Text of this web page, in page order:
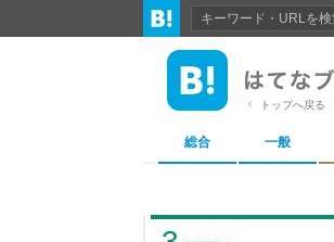
トップへ戻る
総合 一般